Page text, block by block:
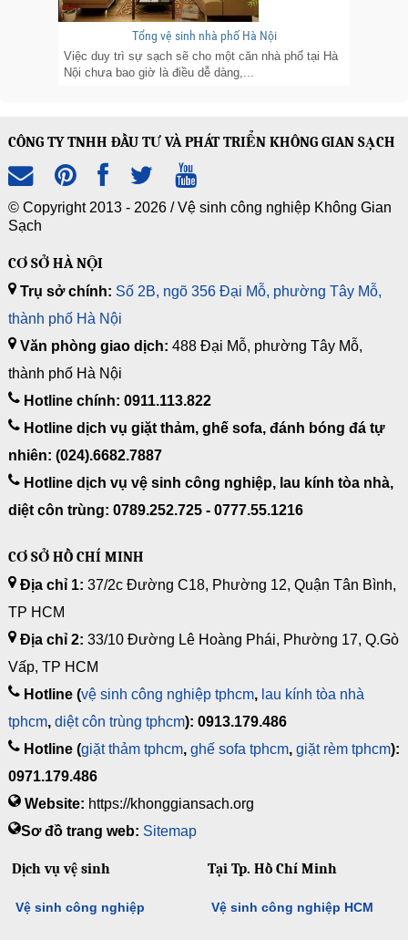
Tổng vệ sinh nhà phố Hà Nội
Việc duy trì sự sạch sẽ cho một căn nhà phố tại Hà
Nội chưa bao giờ là điều dễ dàng,...
CÔNG TY TNHH ĐẦU TƯ VÀ PHÁT TRIỂN KHÔNG GIAN SẠCH
© Copyright 2013 - 2026 /Vệ sinh công nghiệp Không Gian
Sạch
CƠ SỞ HÀ NỘI
Trụ sở chính: Số 2B, ngõ 356 Đại Mỗ, phường Tây Mỗ,
thành phố Hà Nội
Văn phòng giao dịch: 488 Đại Mỗ, phường Tây Mỗ,
thành phố Hà Nội
Hotline chính: 0911.113.822
Hotline dịch vụ giặt thảm, ghế sofa, đánh bóng đá tự
nhiên: (024).6682.7887
Hotline dịch vụ vệ sinh công nghiệp, lau kính tòa nhà,
diệt côn trùng: 0789.252.725 - 0777.55.1216
CƠ SỞ HỒ CHÍ MINH
Địa chỉ 1: 37/2c Đường C18, Phường 12, Quận Tân Bình,
TP HCM
Địa chỉ 2: 33/10 Đường Lê Hoàng Phái, Phường 17, Q.Gò
Vấp, TP HCM
Hotline (vệ sinh công nghiệp tphcm, lau kính tòa nhà
tphcm, diệt côn trùng tphcm): 0913.179.486
Hotline (giặt thảm tphcm, ghế sofa tphcm, giặt rèm tphcm):
0971.179.486
Website: https://khonggiansach.org
Sơ đồ trang web: Sitemap
Dịch vụ vệ sinh
Vệ sinh công nghiệp
Tại Tp. Hồ Chí Minh
Vệ sinh công nghiệp HCM